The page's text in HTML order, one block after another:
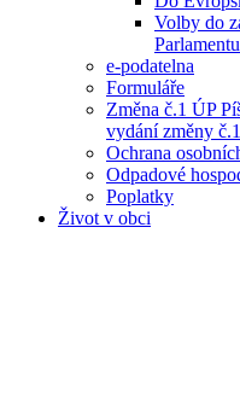
Volby do
e-podatelna
Formuláře
Změna č.1 ÚP
vydání změny č.1
Ochrana
Odpadové
Poplatky
Život v obci